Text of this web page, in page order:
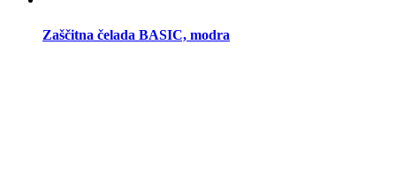
Zaščitna čelada BASIC, modra